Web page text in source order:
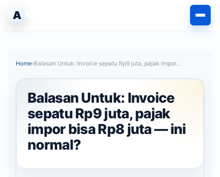
A
Home›Balasan Untuk: Invoice sepatu Rp9 juta, pajak impor...
Balasan Untuk: Invoice
sepatu Rp9 juta, pajak
impor bisa Rp8 juta — ini
normal?